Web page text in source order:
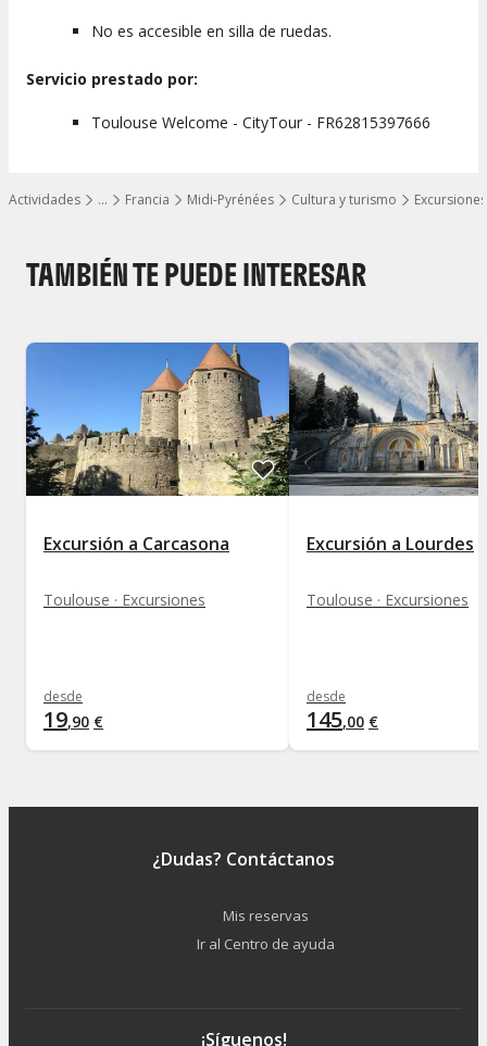
…
Mostrar todos los niveles
Actividades Francia Midi-Pyrénées Cultura y turismo Excursiones
No es accesible en silla de ruedas.
Servicio prestado por:
Toulouse Welcome - CityTour - FR62815397666
TAMBIÉN TE PUEDE INTERESAR
Excursión a Carcasona
Toulouse · Excursiones
desde
19,90 €
Excursión a Lourdes
Toulouse · Excursiones
desde
145,00 €
¿Dudas? Contáctanos
Mis reservas
Ir al Centro de ayuda
¡Síguenos!